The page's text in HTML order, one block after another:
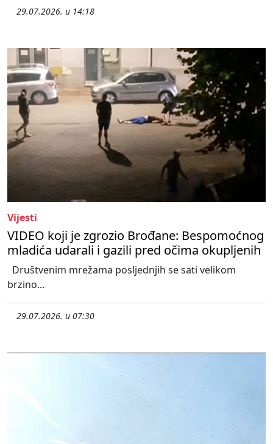
29.07.2026. u 14:18
Vijesti
VIDEO koji je zgrozio Brođane: Bespomoćnog
mladića udarali i gazili pred očima okupljenih
Društvenim mrežama posljednjih se sati velikom
brzino...
29.07.2026. u 07:30